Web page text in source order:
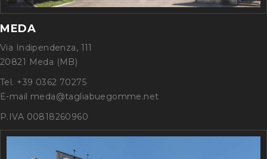
MEDA
Via Indipendenza, 111
20821 Meda (MB)
Tel. +39 0362 70275
E-mail meda@tagliabuegomme.net
P.IVA 00818260960